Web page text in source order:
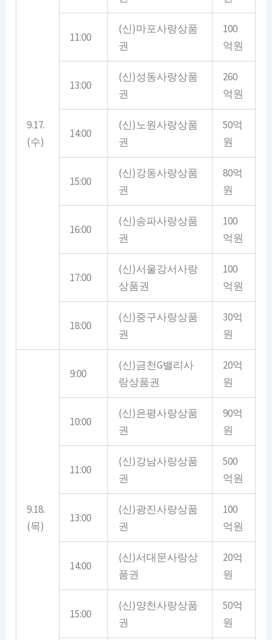
9.17.
(수)
11:00
(신)마포사랑상품
권
100
억원
13:00
(신)성동사랑상품
권
260
억원
14:00
(신)노원사랑상품
권
50억
원
15:00
(신)강동사랑상품
권
80억
원
16:00
(신)송파사랑상품
권
100
억원
17:00
(신)서울강서사랑
상품권
100
억원
18:00
(신)중구사랑상품
권
30억
원
9.18.
(목)
9:00
(신)금천G밸리사
랑상품권
20억
원
10:00
(신)은평사랑상품
권
90억
원
11:00
(신)강남사랑상품
권
500
억원
13:00
(신)광진사랑상품
권
100
억원
14:00
(신)서대문사랑상
품권
20억
원
15:00
(신)양천사랑상품
권
50억
원